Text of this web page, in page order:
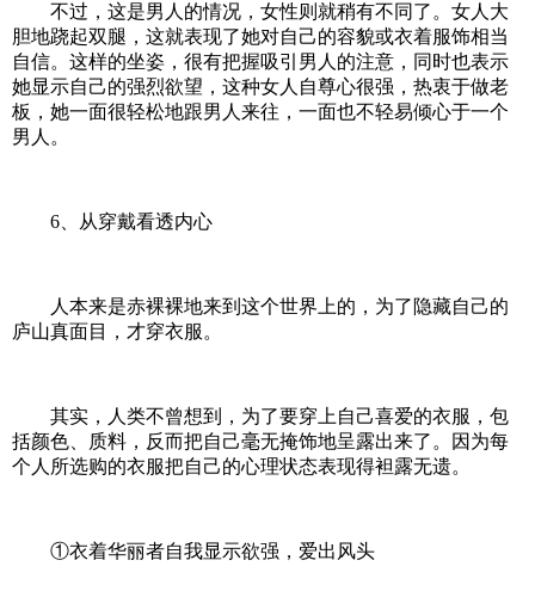
不过，这是男人的情况，女性则就稍有不同了。女人大
胆地跷起双腿，这就表现了她对自己的容貌或衣着服饰相当
自信。这样的坐姿，很有把握吸引男人的注意，同时也表示
她显示自己的强烈欲望，这种女人自尊心很强，热衷于做老
板，她一面很轻松地跟男人来往，一面也不轻易倾心于一个
男人。
6、从穿戴看透内心
人本来是赤裸裸地来到这个世界上的，为了隐藏自己的
庐山真面目，才穿衣服。
其实，人类不曾想到，为了要穿上自己喜爱的衣服，包
括颜色、质料，反而把自己毫无掩饰地呈露出来了。因为每
个人所选购的衣服把自己的心理状态表现得袒露无遗。
①衣着华丽者自我显示欲强，爱出风头